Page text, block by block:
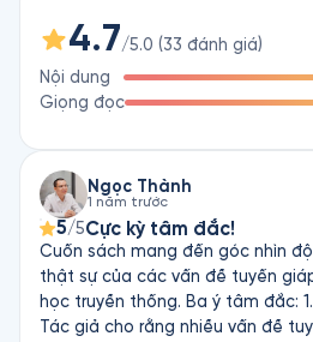
ý của Tolstoy bao gồm Chiến Tranh
và Anna Karenina (1878), thường
thuyết hiện thực. Ông cũng viết
ngôn và nhiều bài tiểu luận triết học.
Rasmus Hoài Nam: Đang cập nhật
4.7/5.0 (33 đánh giá)
Nội dung
Giọng đọc
Ngọc Thành
1 năm trước
5/5Cực kỳ tâm đắc!
Cuốn sách mang đến góc nhìn
thật sự của các vấn đề tuyến
học truyền thống. Ba ý tâm đắc:
Tác giả cho rằng nhiều vấn đề